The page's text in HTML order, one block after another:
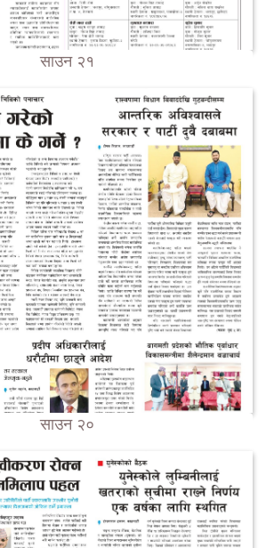
साउन २१
साउन २०